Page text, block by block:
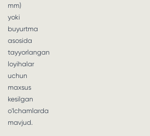
mm)
yoki
buyurtma
asosida
tayyorlangan
loyihalar
uchun
maxsus
kesilgan
o'lchamlarda
mavjud.